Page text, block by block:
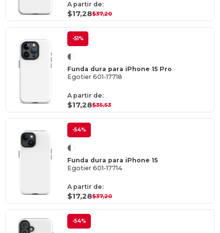
A partir de:
$17,28$37,20
-51%
Funda dura para iPhone 15 Pro
Egotier 601-17718
A partir de:
$17,28$35,53
-54%
Funda dura para iPhone 15
Egotier 601-17714
A partir de:
$17,28$37,20
-54%